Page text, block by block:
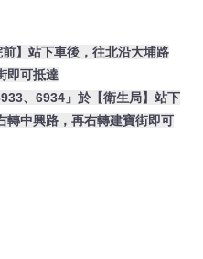
】站下車後，往北沿大埔路
即可抵達
、6934」於【衛生局】站下
轉中興路，再右轉建寶街即可